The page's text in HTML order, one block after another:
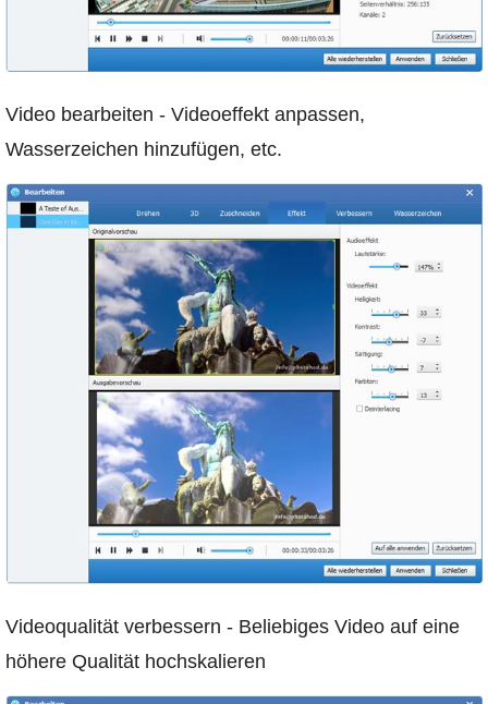
Video bearbeiten - Videoeffekt anpassen,
Wasserzeichen hinzufügen, etc.
Videoqualität verbessern - Beliebiges Video auf eine
höhere Qualität hochskalieren